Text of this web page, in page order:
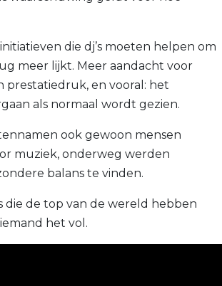
die dj’s moeten helpen om
meer lijkt. Meer aandacht voor
prestatiedruk, en vooral: het
als normaal wordt gezien.
ook gewoon mensen
muziek, onderweg werden
balans te vinden.
die de top van de wereld hebben
het vol.